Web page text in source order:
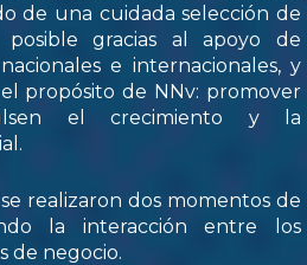
de una cuidada selección de
gracias al apoyo de
e internacionales, y
propósito de NNv: promover
el crecimiento y la
realizaron dos momentos de
la interacción entre los
de negocio.